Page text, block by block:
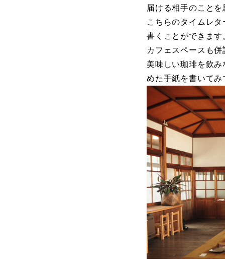
届ける相手のこと
こちらのタイムレ
書くことができます
カフェスペースも
美味しい珈琲を飲
めた手紙を書いて